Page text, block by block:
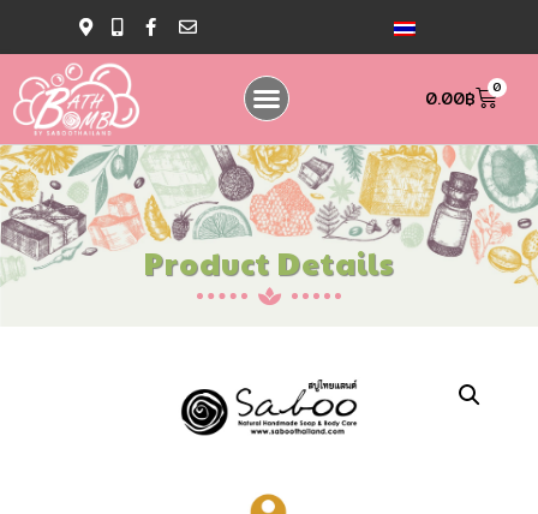
0.00฿ 0
Product Details